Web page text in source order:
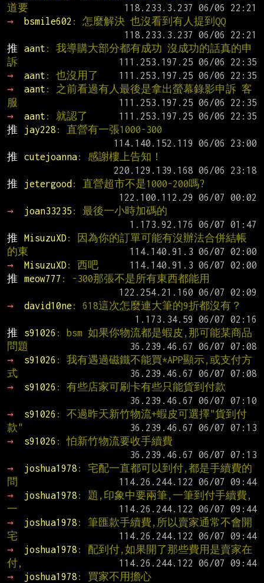
道要
→
bsmile602 : 怎麼解決 也沒看到有人提到QQ
推
aant : 我導購大部分都有成功 沒成功的話真的申
訴
→
aant : 也沒用了
→
aant : 之前看過有人最後是拿出螢幕錄影申訴 客
服
→
aant : 就認了
推
jay228 : 直營有一張1000-300
推
cutejoanna: 感謝樓上告知！
推
jetergood : 直營超市不是1000-200嗎?
→
joan33235 : 最後一小時加碼的
推
MisuzuXD : 因為你的訂單可能有沒辦法合併結帳
的東
→
MisuzuXD : 西吧
推
meow777 : -300那張不是所有東西都能用
→
david10ne : 618這次怎麼連大筆的9折都沒有？
推
s91026 : bsm 如果你物流都是蝦皮,那可能某商品
問題
→
s91026 : 我有遇過磁鐵不能買*APP顯示,或支付方
式
→
s91026 : 有些店家可刷卡有些只能貨到付款
→
s91026 : 不過昨天新竹物流+蝦皮可選擇"貨到付
款"
→
s91026 : 怕新竹物流要收手續費
→
joshua1978 : 宅配一直都可以到付,都是手續費的
問
→
joshua1978 : 題,印象中要兩筆,一筆到付手續費,
一
→
joshua1978 : 筆匯款手續費,所以賣家通常不會開
宅
→
joshua1978 : 配到付,如果開了那些費用是賣家在
付,
→
joshua1978 : 買家不用擔心